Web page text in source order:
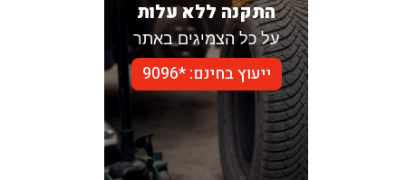
התקנה ללא עלות
על כל הצמיגים באתר
ייעוץ בחינם: *9096